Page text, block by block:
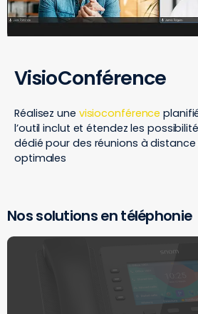
VisioConférence
Réalisez une visioconférence
l’outil inclut et étendez les
dédié pour des réunions à distance
optimales
Nos solutions en téléphonie